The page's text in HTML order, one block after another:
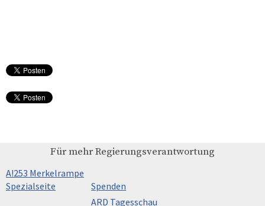
Für mehr Regierungsverantwortung
A!253 Merkelrampe
Spezialseite
Spenden
ARD Tagesschau